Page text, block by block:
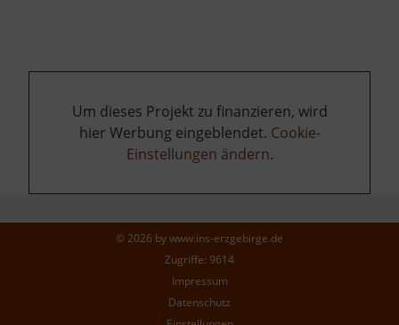
Um dieses Projekt zu finanzieren, wird
hier Werbung eingeblendet. Cookie-
Einstellungen ändern.
© 2026 bywww.ins-erzgebirge.de
Zugriffe: 9614
Impressum
Datenschutz